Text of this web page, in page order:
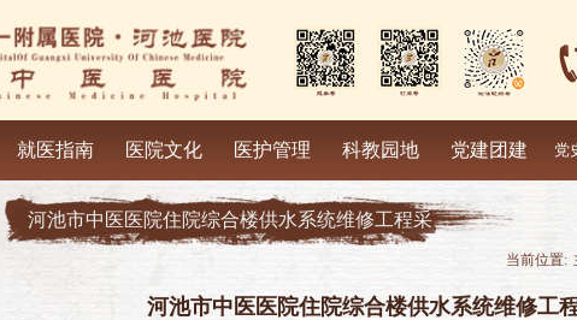
就医指南 医院文化 医护管理 科教园地 党建团建 党
河池市中医医院住院综合楼供水系统维修工程采
当前位置:
河池市中医医院住院综合楼供水系统维修工